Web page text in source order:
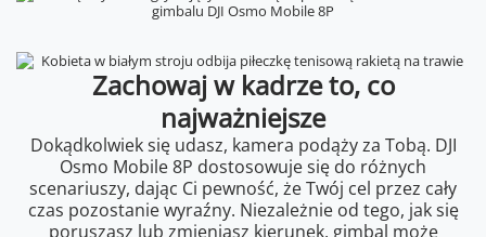
Zachowaj w kadrze to, co
najważniejsze
Dokądkolwiek się udasz, kamera podąży za Tobą. DJI
Osmo Mobile 8P dostosowuje się do różnych
scenariuszy, dając Ci pewność, że Twój cel przez cały
czas pozostanie wyraźny. Niezależnie od tego, jak się
poruszasz lub zmieniasz kierunek, gimbal może